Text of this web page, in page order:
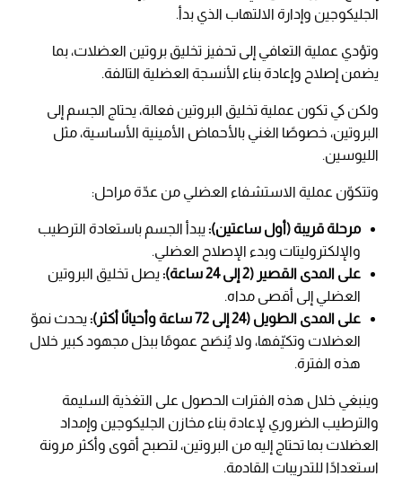
الجليكوجين وإدارة الالتهاب الذي بدأ.
وتؤدي عملية التعافي إلى تحفيز تخليق بروتين العضلات، بما
يضمن إصلاح وإعادة بناء الأنسجة العضلية التالفة.
ولكن كي تكون عملية تخليق البروتين فعالة، يحتاج الجسم إلى
البروتين، خصوصًا الغني بالأحماض الأمينية الأساسية، مثل
الليوسين.
وتتكوّن عملية الاستشفاء العضلي من عدّة مراحل:
مرحلة قريبة (أول ساعتين):يبدأ الجسم باستعادة الترطيب
والإلكتروليتات وبدء الإصلاح العضلي.
على المدى القصير (2 إلى 24 ساعة):
يصل تخليق البروتين
العضلي إلى أقصى مداه.
على المدى الطويل (24 إلى 72 ساعة وأحيانًا أكثر):
يحدث نموّ
العضلات وتكيّفها، ولا يُنصَح عمومًا ببذل مجهود كبير خلال
هذه الفترة.
وينبغي خلال هذه الفترات الحصول على التغذية السليمة
والترطيب الضروري لإعادة بناء مخازن الجليكوجين وإمداد
العضلات بما تحتاج إليه من البروتين، لتصبح أقوى وأكثر مرونة
استعدادًا للتدريبات القادمة.